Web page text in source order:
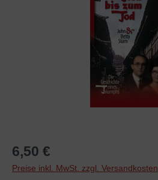
6,50 €
Preise inkl. MwSt. zzgl. Versandkosten